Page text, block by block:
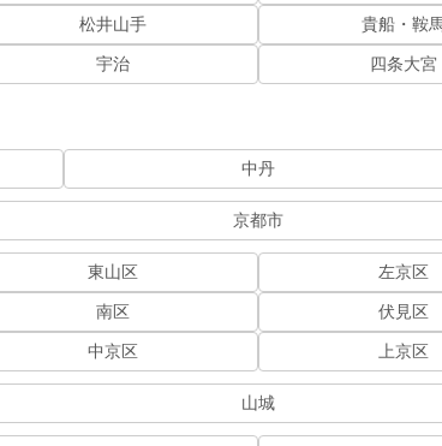
松井山手 貴船・鞍
宇治 四条大宮
中丹
京都市
東山区 左京区
南区 伏見区
中京区 上京区
山城